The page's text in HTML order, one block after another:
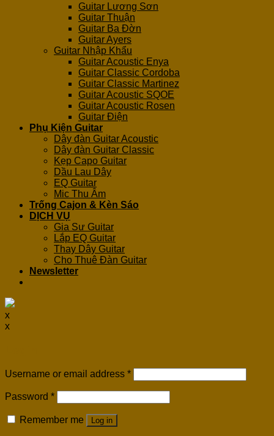
Guitar Lương Sơn
Guitar Thuận
Guitar Ba Đờn
Guitar Ayers
Guitar Nhập Khẩu
Guitar Acoustic Enya
Guitar Classic Cordoba
Guitar Classic Martinez
Guitar Acoustic SQOE
Guitar Acoustic Rosen
Guitar Điện
Phụ Kiện Guitar
Dây đàn Guitar Acoustic
Dây đàn Guitar Classic
Kẹp Capo Guitar
Dầu Lau Dây
EQ Guitar
Mic Thu Âm
Trống Cajon & Kèn Sáo
DỊCH VỤ
Gia Sư Guitar
Lắp EQ Guitar
Thay Dây Guitar
Cho Thuê Đàn Guitar
Newsletter
x
x
Username or email address *
Password *
Remember me Log in